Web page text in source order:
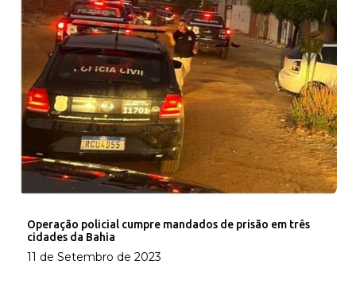
Operação policial cumpre mandados de prisão em três
cidades da Bahia
11 de Setembro de 2023